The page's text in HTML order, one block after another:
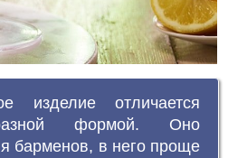
изделие отличается
формой. Оно
барменов, в него проще